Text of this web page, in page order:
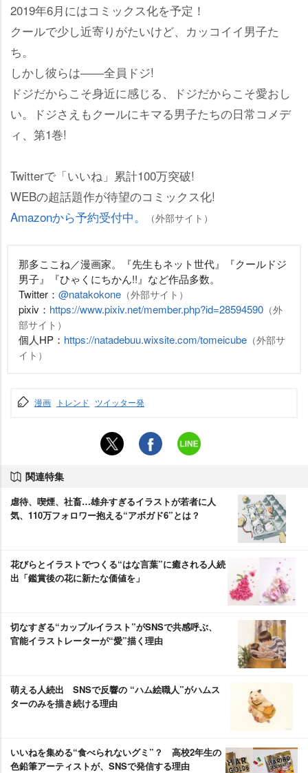
2019年6月にはコミックス化を予定！
クールで少し近寄りがたいけど、カッコイイ男子た
ち。
しかし彼らは――全員ドジ!
ドジだからこそ身近に感じる、ドジだからこそ愛おし
い。ドジさえもクールにキマる男子たちの日常コメデ
ィ、第1巻!
Twitterで「いいね」累計100万突破!
WEBの超話題作が待望のコミックス化!
Amazonから予約受付中。
（外部サイト）
那多ここね／漫画家。『先生もネット世代』『クールドジ
男子』『ひゃくにちかん!!』など作品多数。
Twitter： @natakokone （外部サイト）
pixiv： https://www.pixiv.net/member.php?id=28594590 （外
部サイト）
個人HP： https://natadebuu.wixsite.com/tomeicube （外部サ
イト）
漫画 トレンド ツイッター発
関連特集
虐待、喫煙、社畜…雄弁すぎるイラストが若者に人
気、110万フォロワー抱える“アボガド6”とは？
花びらとイラストでつくる“はな言葉”に癒される人続
出「鑑賞後の花に新たな価値を」
切なすぎる“カップルイラスト”がSNSで共感呼ぶ、
官能イラストレーターが“愛”描く理由
萌える人続出 SNSで反響の “ハム絵職人”がハムス
ターのみを描き続ける理由
いいねを集める“食べられないグミ”？ 高校2年生の
色鉛筆アーティストが、SNSで発信する理由